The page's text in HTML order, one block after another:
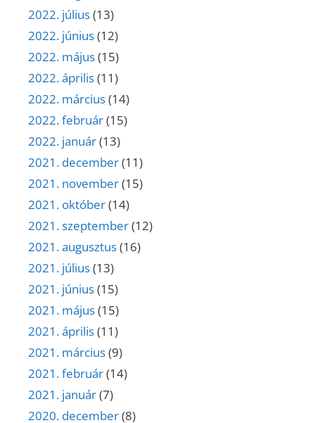
2022. július(13)
2022. június(12)
2022. május(15)
2022. április(11)
2022. március(14)
2022. február(15)
2022. január(13)
2021. december(11)
2021. november(15)
2021. október(14)
2021. szeptember(12)
2021. augusztus(16)
2021. július(13)
2021. június(15)
2021. május(15)
2021. április(11)
2021. március(9)
2021. február(14)
2021. január(7)
2020. december(8)